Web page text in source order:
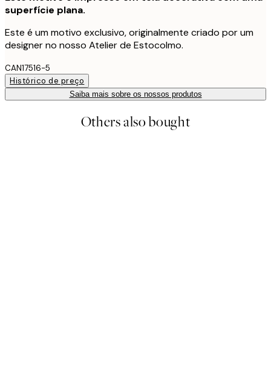
superfície plana.
Este é um motivo exclusivo, originalmente criado por um
designer no nosso Atelier de Estocolmo.
CAN17516-5
Histórico de preço
Saiba mais sobre os nossos produtos
Others also bought